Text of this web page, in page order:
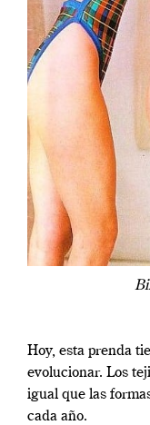
Hoy, esta prenda
evolucionar. Los
igual que las
cada año.